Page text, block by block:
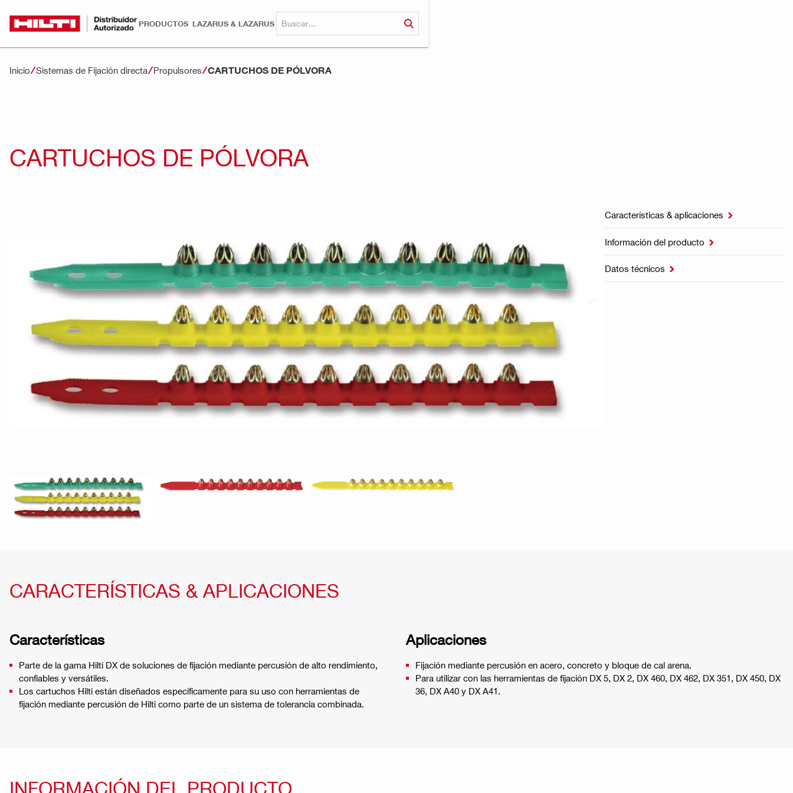
PRODUCTOS LAZARUS & LAZARUS
Inicio Sistemas de Fijación directa Propulsores CARTUCHOS DE PÓLVORA
CARTUCHOS DE PÓLVORA
Características & aplicaciones 
Información del producto 
Datos técnicos 
CARACTERÍSTICAS & APLICACIONES
Características
Parte de la gama Hilti DX de soluciones de fijación mediante percusión de alto rendimiento,
confiables y versátiles.
Los cartuchos Hilti están diseñados específicamente para su uso con herramientas de
fijación mediante percusión de Hilti como parte de un sistema de tolerancia combinada.
Aplicaciones
Fijación mediante percusión en acero, concreto y bloque de cal arena.
Para utilizar con las herramientas de fijación DX 5, DX 2, DX 460, DX 462, DX 351, DX 450, DX
36, DX A40 y DX A41.
INFORMACIÓN DEL PRODUCTO